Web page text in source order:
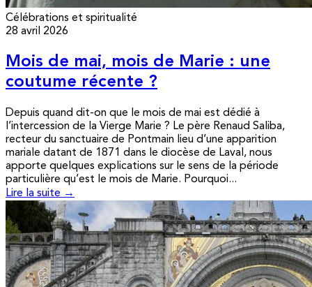
Célébrations et spiritualité
28 avril 2026
Mois de mai, mois de Marie : une
coutume récente ?
Depuis quand dit-on que le mois de mai est dédié à
l’intercession de la Vierge Marie ? Le père Renaud Saliba,
recteur du sanctuaire de Pontmain lieu d’une apparition
mariale datant de 1871 dans le diocèse de Laval, nous
apporte quelques explications sur le sens de la période
particulière qu’est le mois de Marie. Pourquoi...
Lire la suite →